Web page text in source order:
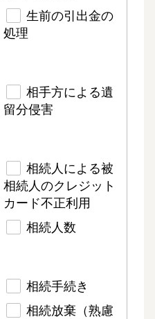
生前の引出金の
処理
相手方による遺
留分侵害
相続人による被
相続人のクレジット
カード不正利用
相続人数
相続手続き
相続放棄（熟慮